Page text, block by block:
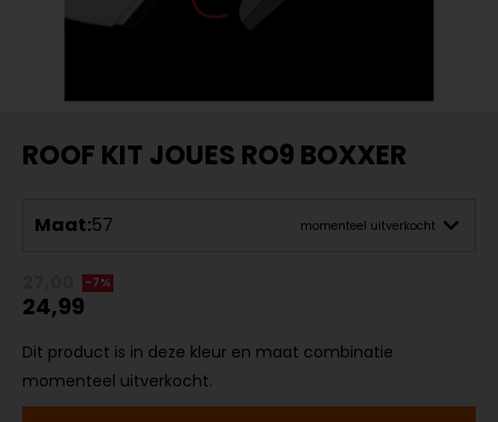
ROOF KIT JOUES RO9 BOXXER
Maat:57 momenteel uitverkocht
-7%
24,99
Dit product is in deze kleur en maat combinatie
momenteel uitverkocht.